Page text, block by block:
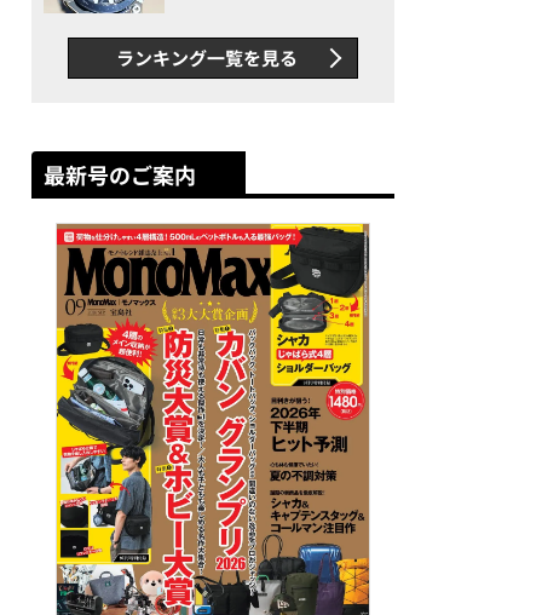
新ムーブメントの衝撃
ランキング一覧を見る
最新号のご案内